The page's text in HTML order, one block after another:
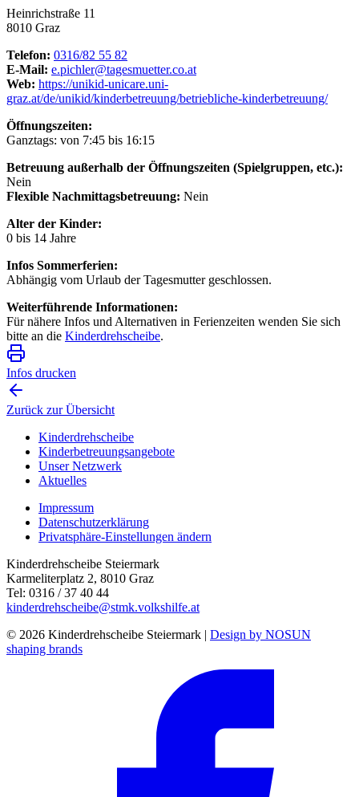
Heinrichstraße 11
8010 Graz
Telefon: 0316/82 55 82
E-Mail: e.pichler@tagesmuetter.co.at
Web: https://unikid-unicare.uni-
graz.at/de/unikid/kinderbetreuung/betriebliche-kinderbetreuung/
Öffnungszeiten:
Ganztags: von 7:45 bis 16:15
Betreuung außerhalb der Öffnungszeiten (Spielgruppen, etc.):
Nein
Flexible Nachmittagsbetreuung: Nein
Alter der Kinder:
0 bis 14 Jahre
Infos Sommerferien:
Abhängig vom Urlaub der Tagesmutter geschlossen.
Weiterführende Informationen:
Für nähere Infos und Alternativen in Ferienzeiten wenden Sie sich
bitte an die Kinderdrehscheibe.
Infos drucken
Zurück zur Übersicht
Kinderdrehscheibe
Kinderbetreuungs­angebote
Unser Netzwerk
Aktuelles
Impressum
Datenschutzerklärung
Privatsphäre-Einstellungen ändern
Kinderdrehscheibe Steiermark
Karmeliterplatz 2, 8010 Graz
Tel: 0316 / 37 40 44
kinderdrehscheibe@stmk.volkshilfe.at
© 2026 Kinderdrehscheibe Steiermark | Design by NOSUN
shaping brands